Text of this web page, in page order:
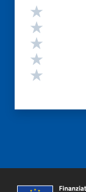
Valutazione